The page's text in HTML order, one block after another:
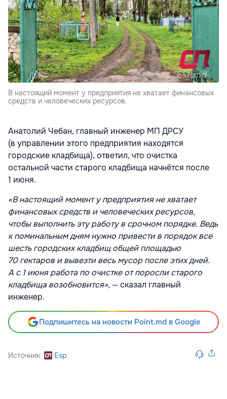
В настоящий момент у предприятия не хватает финансовых
средств и человеческих ресурсов.
Анатолий Чебан, главный инженер МП ДРСУ
(в управлении этого предприятия находятся
городские кладбища), ответил, что очистка
остальной части старого кладбища начнётся после
1 июня.
«В настоящий момент у предприятия не хватает
финансовых средств и человеческих ресурсов,
чтобы выполнить эту работу в срочном порядке. Ведь
к поминальным дням нужно привести в порядок все
шесть городских кладбищ общей площадью
70 гектаров и вывезти весь мусор после этих дней.
А с 1 июня работа по очистке от поросли старого
кладбища возобновится», — сказал главный
инженер.
Подпишитесь на новости Point.md в Google
Источник Esp